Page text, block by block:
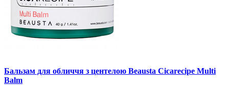
Бальзам для обличчя з центелою Beausta Cicarecipe Multi
Balm